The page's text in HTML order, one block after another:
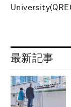
最新記事